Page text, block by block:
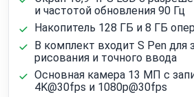
и частотой обновления 90 Гц
Накопитель 128 ГБ и 8 ГБ
В комплект входит S Pen для
рисования и точного ввода
Основная камера 13 МП с
4K@30fps и 1080p@30fps